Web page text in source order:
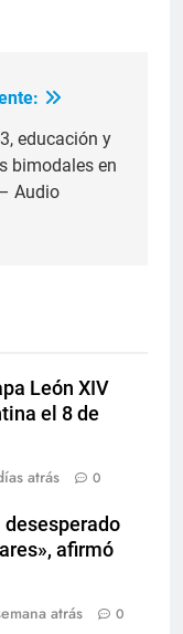
educación y
bimodales en
Audio
León XIV
el 8 de
atrás 0
desesperado
afirmó
atrás 0